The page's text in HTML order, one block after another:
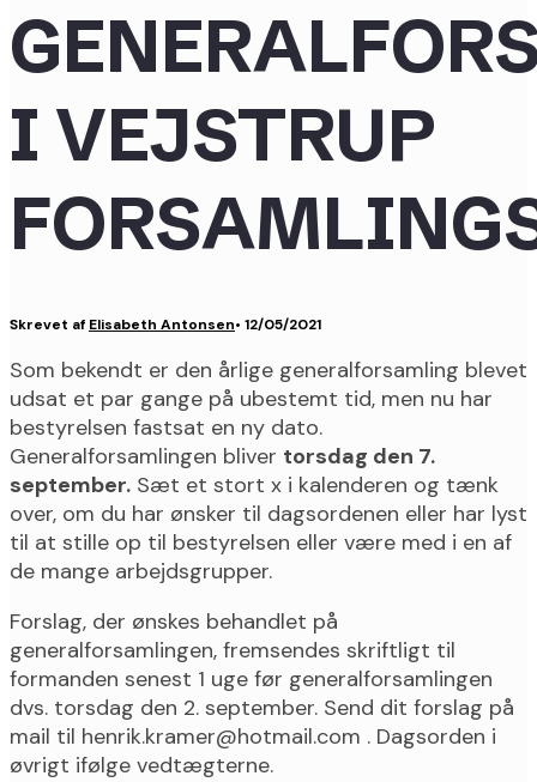
I VEJSTRUP
Skrevet af Elisabeth Antonsen• 12/05/2021
Som bekendt er den årlige generalforsamling blevet
udsat et par gange på ubestemt tid, men nu har
bestyrelsen fastsat en ny dato.
Generalforsamlingen bliver torsdag den 7.
september. Sæt et stort x i kalenderen og tænk
over, om du har ønsker til dagsordenen eller har lyst
til at stille op til bestyrelsen eller være med i en af
de mange arbejdsgrupper.
Forslag, der ønskes behandlet på
generalforsamlingen, fremsendes skriftligt til
formanden senest 1 uge før generalforsamlingen
dvs. torsdag den 2. september. Send dit forslag på
mail til henrik.kramer@hotmail.com . Dagsorden i
øvrigt ifølge vedtægterne.